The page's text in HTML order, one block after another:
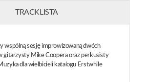
TRACKLISTA
wspólną sesję improwizowaną dwóch
gitarzysty Mike Coopera oraz perkusisty
dla wielbicieli katalogu Erstwhile